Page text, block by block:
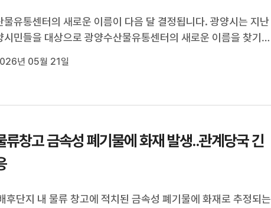
물유통센터의 새로운 이름이 다음 달 결정됩니다. 광양시는 지난
시민들을 대상으로 광양수산물유통센터의 새로운 이름을 찾기
며 이달 말까지 최종작 선정을 위한 설문조사를 실시합니다. 시는
년 05월 21일
류창고 금속성 폐기물에 화재 발생..관계당국 긴
후단지 내 물류 창고에 적치된 금속성 폐기물에 화재로 추정되는